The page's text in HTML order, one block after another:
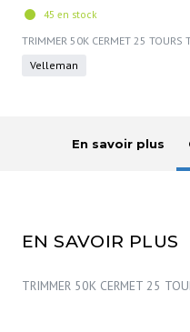
45 en stock
TRIMMER 50K CERMET 25 TOURS
Velleman
En savoir plus
EN SAVOIR PLUS
TRIMMER 50K CERMET 25